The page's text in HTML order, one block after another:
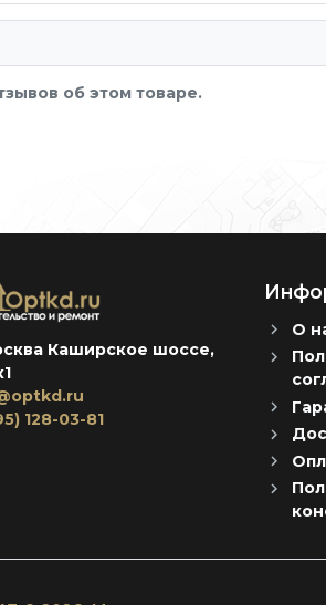
об этом товаре.
Каширское шоссе,
128-03-81
О